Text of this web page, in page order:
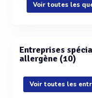
Voir toutes les
Entreprises
allergène (10)
Voir toutes les